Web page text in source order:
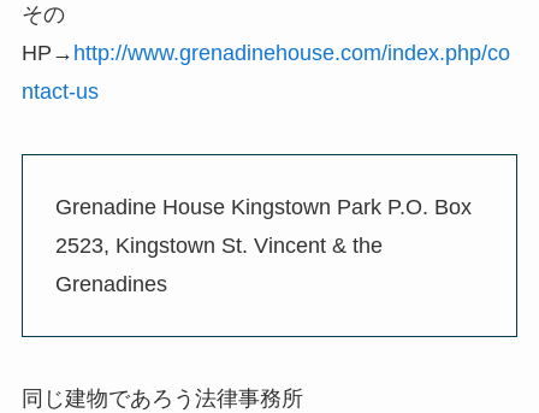
その
HP→ http://www.grenadinehouse.com/index.php/co
ntact-us
Grenadine House Kingstown Park P.O. Box
2523, Kingstown St. Vincent & the
Grenadines
同じ建物であろう法律事務所